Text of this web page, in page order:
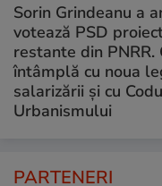
Sorin Grindeanu a
votează PSD
restante din PNRR.
întâmplă cu noua
salarizării și cu
Urbanismului
PARTENERI